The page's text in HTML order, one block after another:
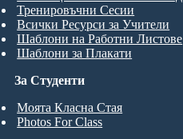
За Студенти
Моята Класна Стая
Photos For Class
Тренировъчни Сесии
Всички Ресурси за Учители
Шаблони на Работни Листове
Шаблони за Плакати